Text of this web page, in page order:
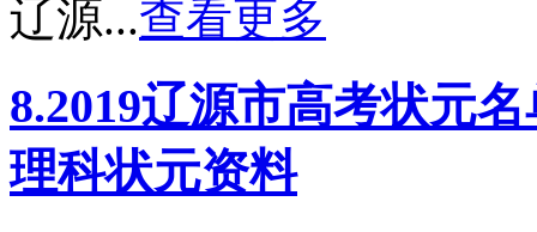
辽源...查看更多
8.2019辽源市高考状元
理科状元资料